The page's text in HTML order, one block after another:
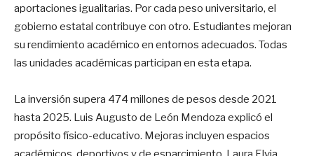
aportaciones igualitarias. Por cada peso universitario, el
gobierno estatal contribuye con otro. Estudiantes mejoran
su rendimiento académico en entornos adecuados. Todas
las unidades académicas participan en esta etapa.
La inversión supera 474 millones de pesos desde 2021
hasta 2025. Luis Augusto de León Mendoza explicó el
propósito físico-educativo. Mejoras incluyen espacios